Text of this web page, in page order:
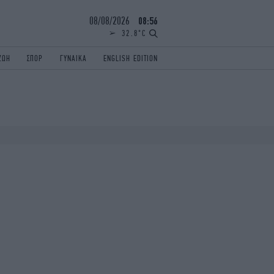
08/08/2026 08:56
32.8°C
ΣΠΟΡ ΓΥΝΑΙΚΑ ENGLISH EDITION